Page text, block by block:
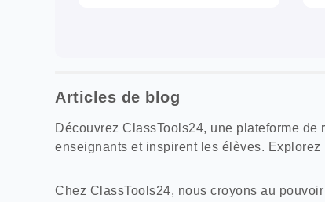
Articles de blog
Découvrez ClassTools24, une plateforme
enseignants et inspirent les élèves.
Chez ClassTools24, nous croyons au